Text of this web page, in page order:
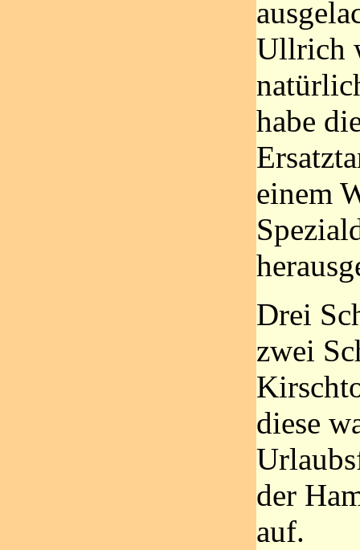
Ullrich
habe
einem
Drei
zwei
diese
der
auf.